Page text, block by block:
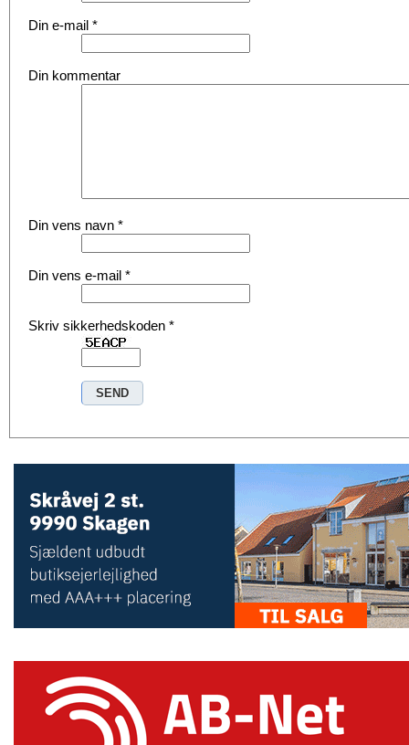
Din e-mail *
Din kommentar
Din vens navn *
Din vens e-mail *
Skriv sikkerhedskoden *